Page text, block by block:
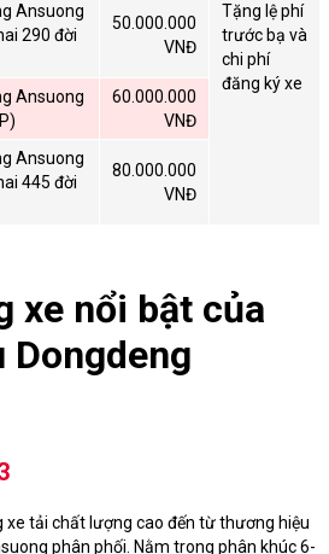
Tặng lệ phí
trước bạ và
chi phí
đăng ký xe
Ansuong
290 đời
50.000.000
VNĐ
Ansuong
60.000.000
VNĐ
Ansuong
445 đời
80.000.000
VNĐ
xe nổi bật của
xe tải chất lượng cao đến từ thương hiệu
phân phối. Nằm trong phân khúc 6-